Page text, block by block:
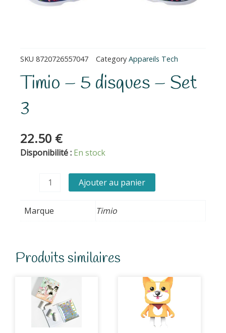
SKU 8720726557047 Category Appareils Tech
Timio – 5 disques – Set
3
22.50 €
Disponibilité : En stock
quantité
disques
3
Ajouter au panier
Marque Timio
Produits similaires